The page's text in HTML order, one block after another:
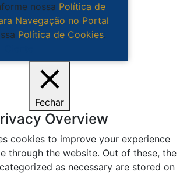
nossa Política de
Navegação no Portal
Política de Cookies.
Fechar
Overview
cookies to improve your experience
through the website. Out of these, the
as necessary are stored on